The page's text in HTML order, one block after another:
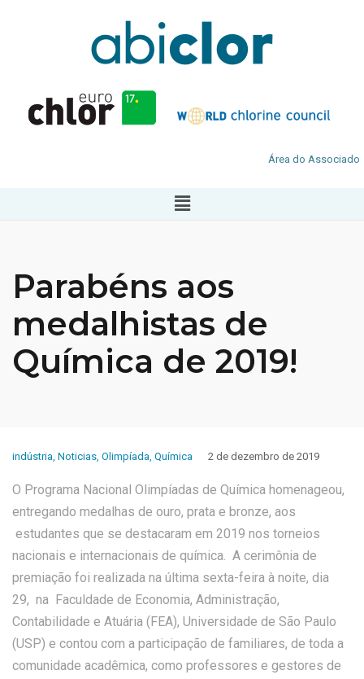
Área do Associado
Parabéns aos
medalhistas de
Química de 2019!
indústria, Noticias, Olimpíada, Química 2 de dezembro de 2019
O Programa Nacional Olimpíadas de Química homenageou,
entregando medalhas de ouro, prata e bronze, aos
estudantes que se destacaram em 2019 nos torneios
nacionais e internacionais de química. A cerimônia de
premiação foi realizada na última sexta-feira à noite, dia
29, na Faculdade de Economia, Administração,
Contabilidade e Atuária (FEA), Universidade de São Paulo
(USP) e contou com a participação de familiares, de toda a
comunidade acadêmica, como professores e gestores de